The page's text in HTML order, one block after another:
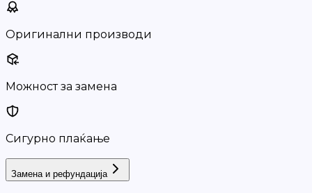
Оригинални производи
Можност за замена
Сигурно плаќање
Замена и рефундација